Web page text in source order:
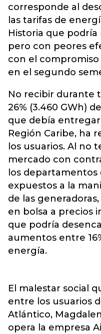
corresponde al
las tarifas de
Historia que
pero con peores
con el
en el segundo
No recibir durante
26% (3.460 GWh)
que debía
Región Caribe, ha
los usuarios. Al no
mercado con
los departamentos
expuestos a la
de las
en bolsa a precios
que podría
aumentos entre
energía.
El malestar social
entre los usuarios
Atlántico,
opera la empresa